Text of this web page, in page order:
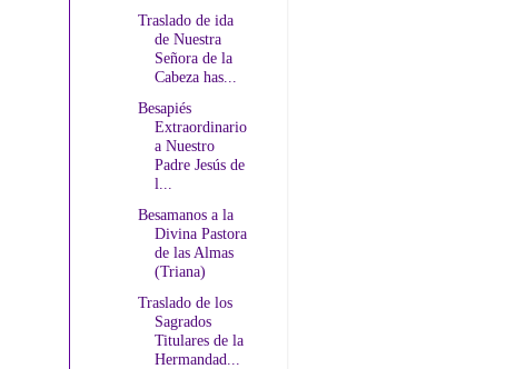
Traslado de ida
de Nuestra
Señora de la
Cabeza has...
Besapiés
Extraordinario
a Nuestro
Padre Jesús de
l...
Besamanos a la
Divina Pastora
de las Almas
(Triana)
Traslado de los
Sagrados
Titulares de la
Hermandad...